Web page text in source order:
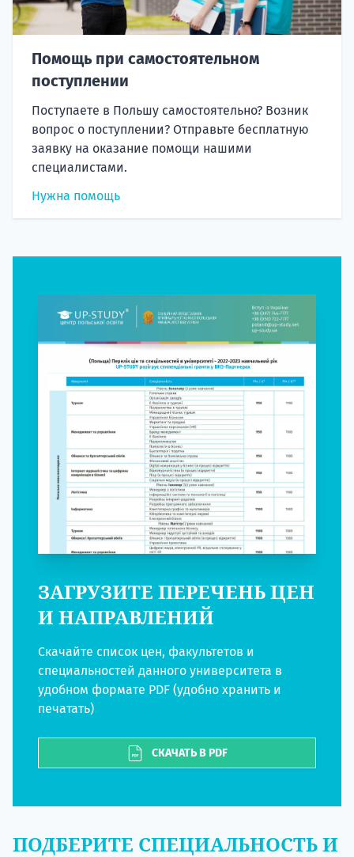
Помощь при самостоятельном
поступлении
Поступаете в Польшу самостоятельно? Возник
вопрос о поступлении? Отправьте бесплатную
заявку на оказание помощи нашими
специалистами.
Нужна помощь
ЗАГРУЗИТЕ ПЕРЕЧЕНЬ ЦЕН
И НАПРАВЛЕНИЙ
Скачайте список цен, факультетов и
специальностей данного университета в
удобном формате PDF (удобно хранить и
печатать)
СКАЧАТЬ В PDF
ПОДБЕРИТЕ СПЕЦИАЛЬНОСТЬ И